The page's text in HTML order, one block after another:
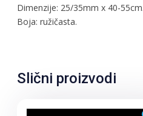
Dimenzije: 25/35mm x 40-55cm.
Boja: ružičasta.
Slični proizvodi